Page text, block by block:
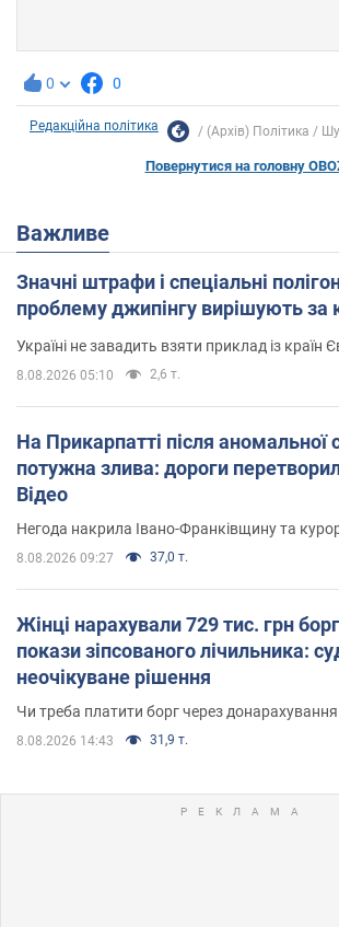
0 0
Редакційна політика (Архів) Політика
Повернутися на головну
Важливе
Значні штрафи і спеціальні
проблему джипінгу вирішують за
Україні не завадить взяти приклад із країн
8.08.2026 05:10 2,6 т.
На Прикарпатті після аномальної
потужна злива: дороги
Відео
Негода накрила Івано-Франківщину та
8.08.2026 09:27 37,0 т.
Жінці нарахували 729 тис. грн
покази зіпсованого лічильника:
неочікуване рішення
Чи треба платити борг через донарахування
8.08.2026 14:43 31,9 т.